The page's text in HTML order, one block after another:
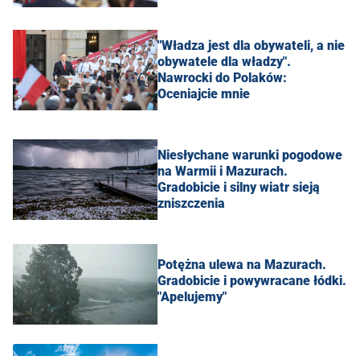
"Władza jest dla obywateli, a nie
obywatele dla władzy".
Nawrocki do Polaków:
Oceniajcie mnie
Niesłychane warunki pogodowe
na Warmii i Mazurach.
Gradobicie i silny wiatr sieją
zniszczenia
Potężna ulewa na Mazurach.
Gradobicie i powywracane łódki.
"Apelujemy"